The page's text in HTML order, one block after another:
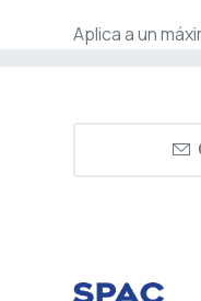
Aplica a un